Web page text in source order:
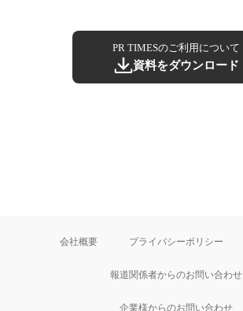
PR TIMESのご利用について
資料をダウンロード
会社概要 プライバシーポリシー
報道関係者からのお問い合わせ
企業様からのお問い合わせ